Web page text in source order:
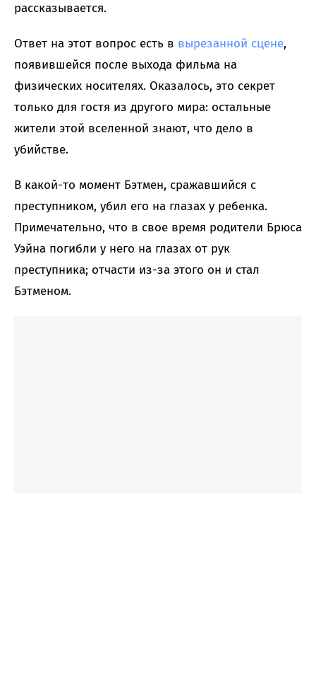
рассказывается.
Ответ на этот вопрос есть в вырезанной сцене,
появившейся после выхода фильма на
физических носителях. Оказалось, это секрет
только для гостя из другого мира: остальные
жители этой вселенной знают, что дело в
убийстве.
В какой-то момент Бэтмен, сражавшийся с
преступником, убил его на глазах у ребенка.
Примечательно, что в свое время родители Брюса
Уэйна погибли у него на глазах от рук
преступника; отчасти из-за этого он и стал
Бэтменом.